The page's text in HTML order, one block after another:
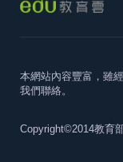
本網站內容豐富，雖
我們聯絡。
Copyright©2014教育